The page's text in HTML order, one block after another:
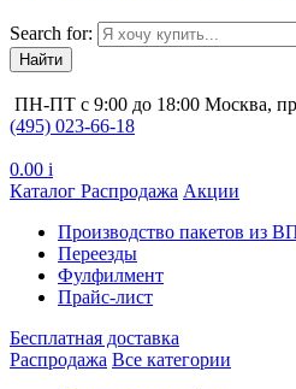
Search for:
ПН-ПТ с 9:00 до 18:00 Москва,
(495) 023-66-18
0.00 i
Каталог Распродажа Акции
Производство пакетов из
Переезды
Фулфилмент
Прайс-лист
Бесплатная доставка
Распродажа Все категории